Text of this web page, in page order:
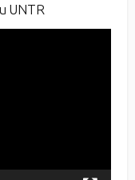
UNTR